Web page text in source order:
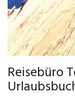
Reisebüro